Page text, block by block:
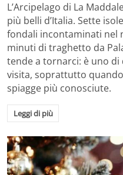
L’Arcipelago di La
più belli d’Italia. Sette
fondali incontaminati nel
minuti di traghetto da
tende a tornarci: è uno
visita, soprattutto
spiagge più conosciute.
Leggi di più